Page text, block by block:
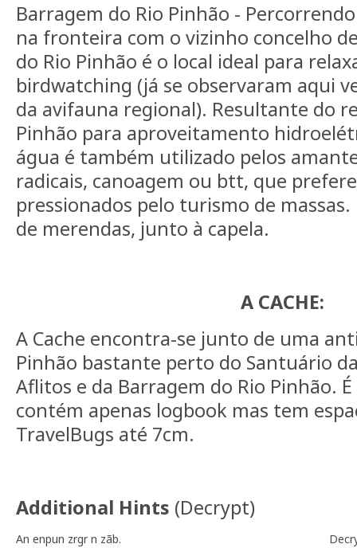
Barragem do Rio Pinhão -
na fronteira com o vizinho concelho
do Rio Pinhão é o local ideal para
birdwatching (já se observaram aqui
da avifauna regional). Resultante do
Pinhão para aproveitamento
água é também utilizado pelos
radicais, canoagem ou btt, que
pressionados pelo turismo de
de merendas, junto à capela.
A CACHE:
A Cache encontra-se junto de uma
Pinhão bastante perto do Santuário
Aflitos e da Barragem do Rio Pinhão.
contém apenas logbook mas tem
TravelBugs até 7cm.
Additional Hints (Decrypt)
An enpun zrgr n zãb.